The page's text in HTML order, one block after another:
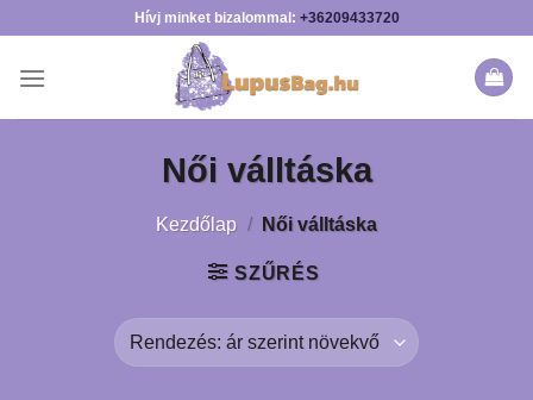
content
Hívj minket bizalommal: +36209433720
Női válltáska
Kezdőlap / Női válltáska
SZŰRÉS